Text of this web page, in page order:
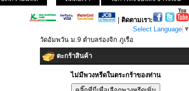
ติดตามเรา:
Select Language ▼
วัดอัมพวัน ม.9 ตำบลร่องจิก ภูเรือ
ตะกร้าสินค้า
ไม่มีพวงหรีดในตระกร้าของท่าน